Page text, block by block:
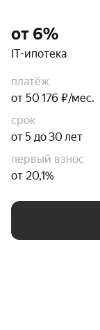
от 6%
IT-ипотека
платёж
от 50 176 ₽/мес.
срок
от 5 до 30 лет
первый взнос
от 20,1%